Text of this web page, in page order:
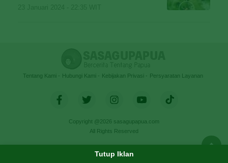
Tentang Kami Hubungi Kami Kebijakan Privasi Persyaratan Layanan
Copyright @2026 sasagupapua.com
All Rights Reserved
Tutup Iklan